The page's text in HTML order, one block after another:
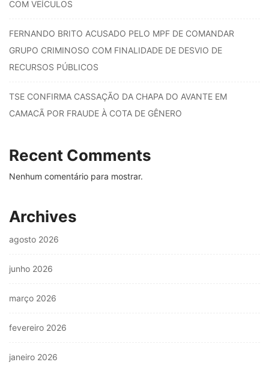
COM VEÍCULOS
FERNANDO BRITO ACUSADO PELO MPF DE COMANDAR
GRUPO CRIMINOSO COM FINALIDADE DE DESVIO DE
RECURSOS PÚBLICOS
TSE CONFIRMA CASSAÇÃO DA CHAPA DO AVANTE EM
CAMACÃ POR FRAUDE À COTA DE GÊNERO
Recent Comments
Nenhum comentário para mostrar.
Archives
agosto 2026
junho 2026
março 2026
fevereiro 2026
janeiro 2026